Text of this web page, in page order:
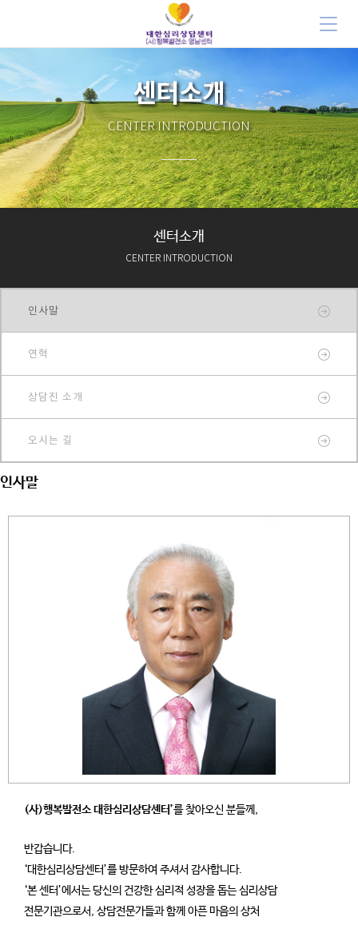
센터소개
CENTER INTRODUCTION
센터소개
CENTER INTRODUCTION
인사말
연혁
상담진 소개
오시는 길
인사말
(사)행복발전소 대한심리상담센터’를 찾아오신 분들께,
반갑습니다.
‘대한심리상담센터’를 방문하여 주셔서 감사합니다.
‘본 센터’에서는 당신의 건강한 심리적 성장을 돕는 심리상담
전문기관으로서, 상담전문가들과 함께 아픈 마음의 상처